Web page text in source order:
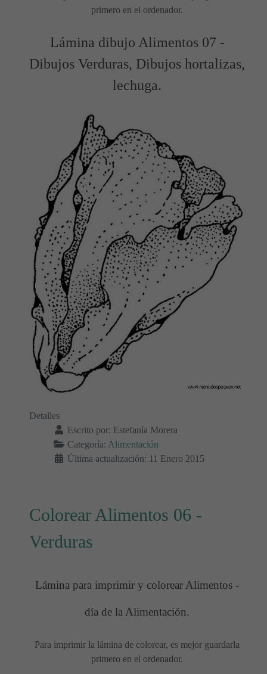
primero en el ordenador.
Lámina dibujo Alimentos 07 -
Dibujos Verduras, Dibujos hortalizas,
lechuga.
Detalles
Escrito por: Estefanía Morera
Categoría: Alimentación
Última actualización: 11 Enero 2015
Colorear Alimentos 06 -
Verduras
Lámina para imprimir y colorear Alimentos -
día de la Alimentación.
Para imprimir la lámina de colorear, es mejor guardarla
primero en el ordenador.